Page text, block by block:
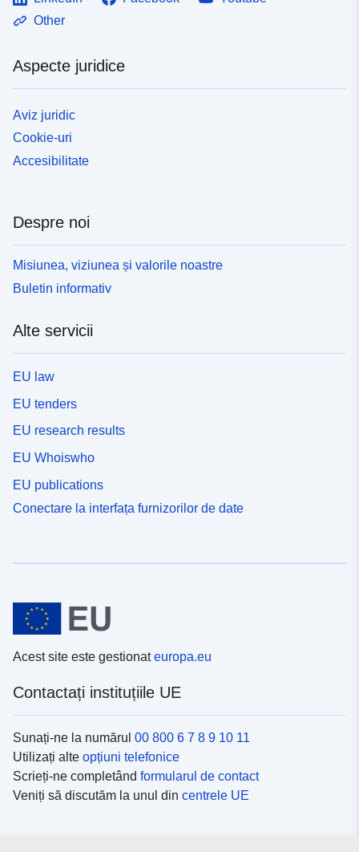
Other
Aspecte juridice
Aviz juridic
Cookie-uri
Accesibilitate
Despre noi
Misiunea, viziunea și valorile noastre
Buletin informativ
Alte servicii
EU law
EU tenders
EU research results
EU Whoiswho
EU publications
Conectare la interfața furnizorilor de date
Acest site este gestionateuropa.eu
Contactați instituțiile UE
Sunați-ne la numărul 00 800 6 7 8 9 10 11
Utilizați alte opțiuni telefonice
Scrieți-ne completând formularul de contact
Veniți să discutăm la unul din centrele UE